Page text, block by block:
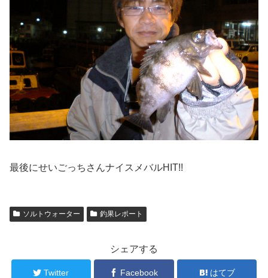
最後にせいごっちさんナイスメバルHIT!!
ソルトウォーター 釣果レポート
シェアする
Twitter Facebook はてブ